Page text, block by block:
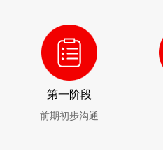
第一阶段
前期初步沟通